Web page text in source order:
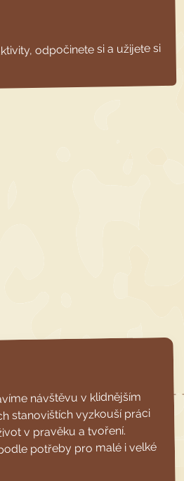
odpočinete si a užijete si
návštěvu v klidnějším
stanovištích vyzkouší práci
v pravěku a tvoření.
potřeby pro malé i velké